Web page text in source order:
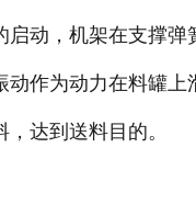
启动，机架在支撑弹
动作为动力在料罐上
达到送料目的。